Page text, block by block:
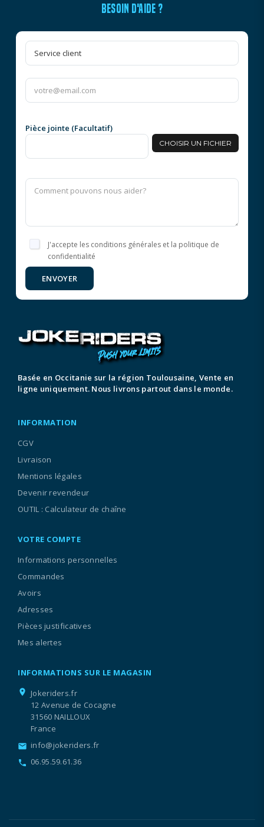
BESOIN D'AIDE ?
Pièce jointe (Facultatif)
CHOISIR UN FICHIER
J'accepte les conditions générales et la politique de
confidentialité
ENVOYER
Basée en Occitanie sur la région Toulousaine, Vente en
ligne uniquement. Nous livrons partout dans le monde.
INFORMATION
CGV
Livraison
Mentions légales
Devenir revendeur
OUTIL : Calculateur de chaîne
VOTRE COMPTE
Informations personnelles
Commandes
Avoirs
Adresses
Pièces justificatives
Mes alertes
INFORMATIONS SUR LE MAGASIN
location_on
Jokeriders.fr
12 Avenue de Cocagne
31560 NAILLOUX
France
email info@jokeriders.fr
call 06.95.59.61.36